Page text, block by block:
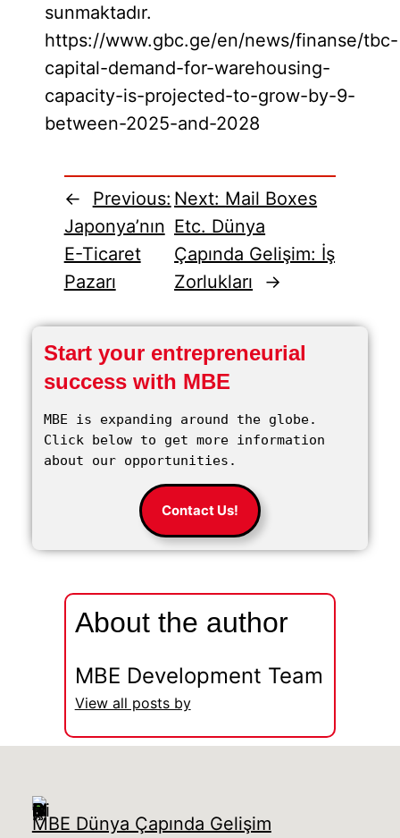
sunmaktadır.
https://www.gbc.ge/en/news/finanse/tbc-
capital-demand-for-warehousing-
capacity-is-projected-to-grow-by-9-
between-2025-and-2028
←
Previous:
Japonya’nın
E-Ticaret
Pazarı
Next: Mail Boxes
Etc. Dünya
Çapında Gelişim: İş
Zorlukları
→
Start your entrepreneurial
success with MBE
MBE is expanding around the globe.
Click below to get more information
about our opportunities.
Contact Us!
About the author
MBE Development Team
View all posts by
MBE Dünya Çapında Gelişim